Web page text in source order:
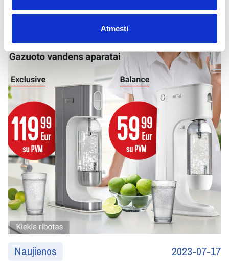
Atmesti
Naujienos 2023-07-17